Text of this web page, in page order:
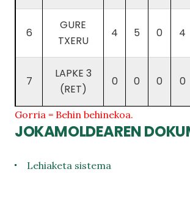
6
GURE
TXERU
4 5 0 4
7
LAPKE 3
(RET)
0 0 0 0
Gorria = Behin behinekoa.
JOKAMOLDEAREN
Lehiaketa sistema